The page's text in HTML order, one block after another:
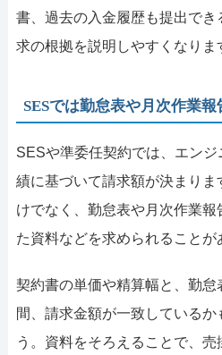
書、過去の入金履歴も提出で
求の根拠を説明しやすくなりま
SESでは勤怠表や月次作業
SESや準委任契約では、エン
績に基づいて請求額が決まり
けでなく、勤怠表や月次作業
た資料などを求められることが
契約書の単価や精算幅と、勤
間、請求金額が一致しているか
う。資料をそろえることで、